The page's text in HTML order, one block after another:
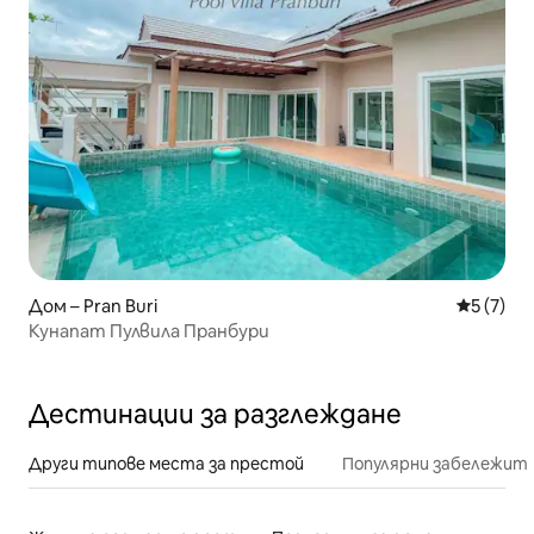
Дом – Pran Buri Средна
5 (7)
Кунапат Пулвила Пранбури
Дестинации за разглеждане
Други типове места за престой Популярни